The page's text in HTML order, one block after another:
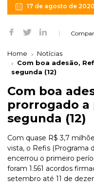
17 de agosto de 2020
Home
Notícias
Com boa adesão,
segunda (12)
Com boa
prorrogado
segunda (12)
Com quase R$ 3,7
vista, o Refis (Programa
encerrou o primeiro
foram 1.561 acordos
setembro até 11 de